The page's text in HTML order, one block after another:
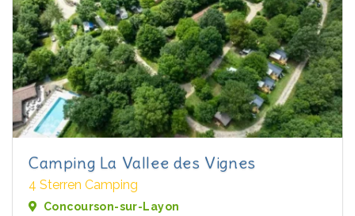
Camping La Vallee des Vignes
4 Sterren Camping
Concourson-sur-Layon